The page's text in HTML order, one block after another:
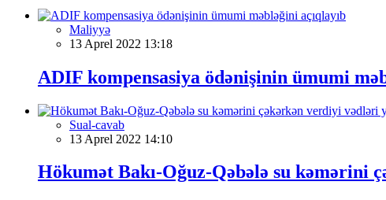
Maliyyə
13 Aprel 2022 13:18
ADIF kompensasiya ödənişinin ümumi
Sual-cavab
13 Aprel 2022 14:10
Hökumət Bakı-Oğuz-Qəbələ su